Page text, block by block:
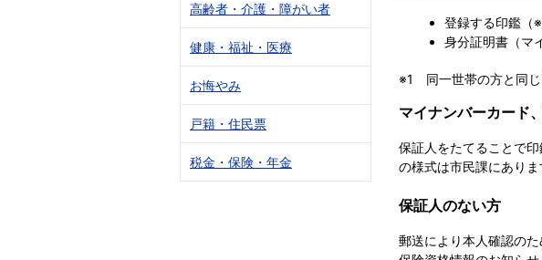
登録する印鑑（
身分証明書（マ
※1 同一世帯の方と同じ
マイナンバーカード
保証人をたてることで
の様式は市民課にありま
保証人のない方
郵送により本人確認の
高齢者・介護・障がい者
健康・福祉・医療
お悔やみ
戸籍・住民票
税金・保険・年金